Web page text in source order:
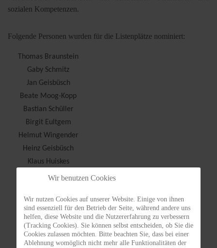
sozialen Kompetenzen.
Folgende Personen wurden für die Listenplätze nominiert:
Thomas Braunstein
Gaby Schmitz
Jan Geisbüsch
Beate Moog-Kopp
Bastian Schüller
Birgit Eultgem
Helmut Wingender
Heinz Geisbüsch
Klaus Huiskes
Christian Lange
Michael Hahn
Stefan Mohr
Denise Demsky
Christian Albert
Wir benutzen Cookies
Wir nutzen Cookies auf unserer Website. Einige von ihnen
sind essenziell für den Betrieb der Seite, während andere uns
helfen, diese Website und die Nutzererfahrung zu verbessern
(Tracking Cookies). Sie können selbst entscheiden, ob Sie die
Cookies zulassen möchten. Bitte beachten Sie, dass bei einer
Ablehnung womöglich nicht mehr alle Funktionalitäten der